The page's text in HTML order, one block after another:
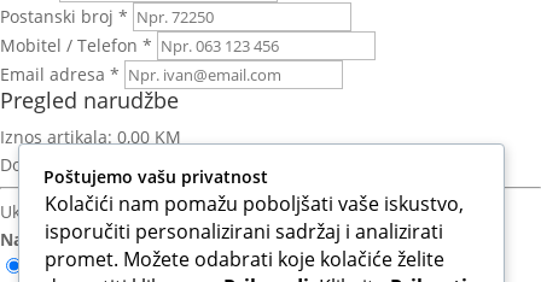
Postanski broj *
Mobitel / Telefon *
Email adresa *
Pregled narudžbe
Iznos artikala: 0,00 KM
Dostava:
Izračun nakon unosa adrese
Ukupno za platiti: 0,00 KM
Način plaćanja:
Otkupnina (Plaćanje pouzećem)
Poštujemo vašu privatnost
Kolačići nam pomažu poboljšati vaše iskustvo,
isporučiti personalizirani sadržaj i analizirati
promet. Možete odabrati koje kolačiće želite